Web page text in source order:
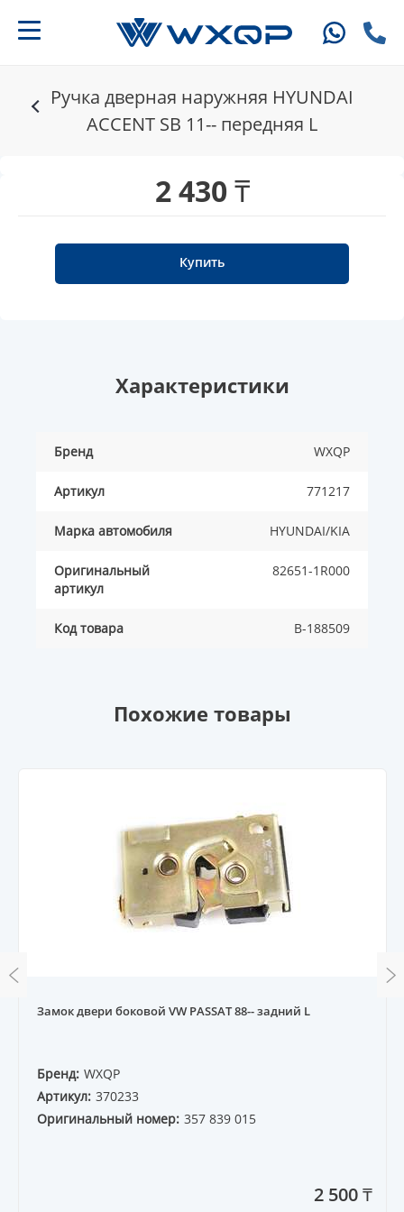
Ручка дверная наружняя HYUNDAI
ACCENT SB 11-- передняя L
2 430 ₸
Купить
Характеристики
Бренд WXQP
Артикул 771217
Марка автомобиля HYUNDAI/KIA
Оригинальный
артикул
82651-1R000
Код товара B-188509
Похожие товары
Замок двери боковой VW PASSAT 88-- задний L
Бренд: WXQP
Артикул: 370233
Оригинальный номер: 357 839 015
2 500 ₸